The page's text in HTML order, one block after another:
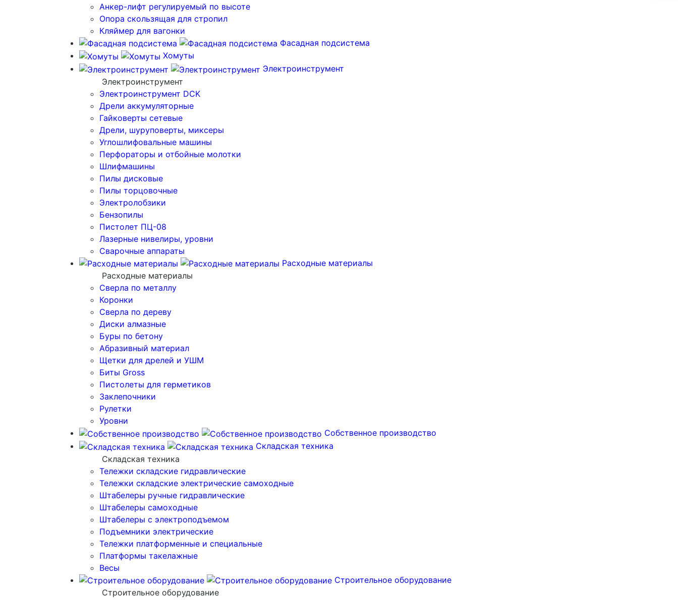
Анкер-лифт регулируемый по высоте
Опора скользящая для стропил
Кляймер для вагонки
Фасадная подсистема
Хомуты
Электроинструмент
Электроинструмент
Электроинструмент DCK
Дрели аккумуляторные
Гайковерты сетевые
Дрели, шуруповерты, миксеры
Углошлифовальные машины
Перфораторы и отбойные молотки
Шлифмашины
Пилы дисковые
Пилы торцовочные
Электролобзики
Бензопилы
Пистолет ПЦ-08
Лазерные нивелиры, уровни
Сварочные аппараты
Расходные материалы
Расходные материалы
Сверла по металлу
Коронки
Сверла по дереву
Диски алмазные
Буры по бетону
Абразивный материал
Щетки для дрелей и УШМ
Биты Gross
Пистолеты для герметиков
Заклепочники
Рулетки
Уровни
Собственное производство
Складская техника
Складская техника
Тележки складские гидравлические
Тележки складские электрические самоходные
Штабелеры ручные гидравлические
Штабелеры самоходные
Штабелеры с электроподъемом
Подъемники электрические
Тележки платформенные и специальные
Платформы такелажные
Весы
Строительное оборудование
Строительное оборудование